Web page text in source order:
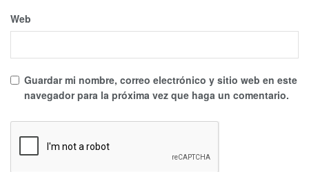
Web
Guardar mi nombre, correo electrónico y sitio web en este
navegador para la próxima vez que haga un comentario.